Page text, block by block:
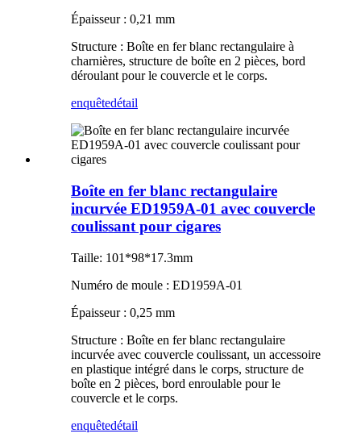
Épaisseur : 0,21 mm
Structure : Boîte en fer blanc rectangulaire à
charnières, structure de boîte en 2 pièces, bord
déroulant pour le couvercle et le corps.
enquêtedétail
Boîte en fer blanc rectangulaire
incurvée ED1959A-01 avec couvercle
coulissant pour cigares
Taille: 101*98*17.3mm
Numéro de moule : ED1959A-01
Épaisseur : 0,25 mm
Structure : Boîte en fer blanc rectangulaire
incurvée avec couvercle coulissant, un accessoire
en plastique intégré dans le corps, structure de
boîte en 2 pièces, bord enroulable pour le
couvercle et le corps.
enquêtedétail